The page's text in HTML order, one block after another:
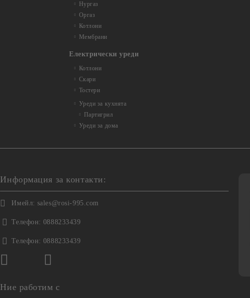
Нургаз
Оргаз
Котлони
Мембрани
Електрически уреди
Котлони
Скари
Тостери
Уреди за кухнята
Партигрил
Уреди за дома
Информация за контакти:
Имейл: sales@rosi-995.com
Телефон: 0888233439
Телефон: 0888233439
Ние работим с